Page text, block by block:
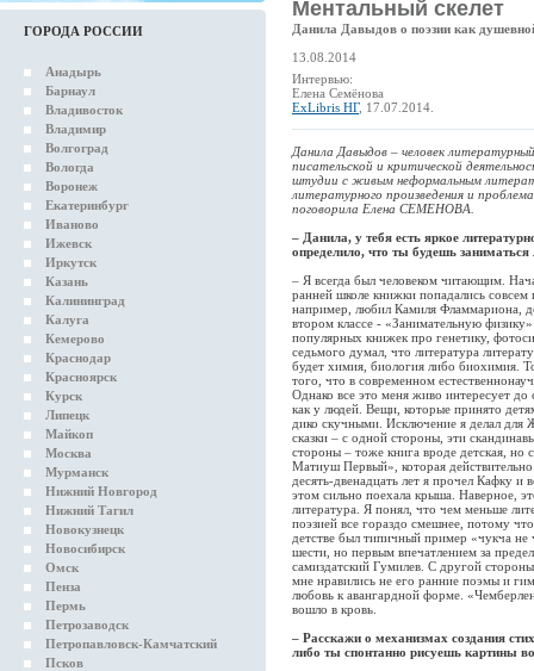
ГОРОДА РОССИИ
Анадырь
Барнаул
Владивосток
Владимир
Волгоград
Вологда
Воронеж
Екатеринбург
Иваново
Ижевск
Иркутск
Казань
Калининград
Калуга
Кемерово
Краснодар
Красноярск
Курск
Липецк
Майкоп
Москва
Мурманск
Нижний Новгород
Нижний Тагил
Новокузнецк
Новосибирск
Омск
Пенза
Пермь
Петрозаводск
Петропавловск-Камчатский
Псков
Ментальный скелет
Данила Давыдов о поэзии как
13.08.2014
Интервью:
Елена Семёнова
ExLibris НГ, 17.07.2014.
Данила Давыдов – человек
писательской и критической
штудии с живым неформальным
литературного произведения и
поговорила Елена СЕМЕНОВА.
– Данила, у тебя есть яркое
определило, что ты будешь заниматься
– Я всегда был человеком читающим.
ранней школе книжки попадались совсем
например, любил Камиля Фламмариона,
втором классе - «Занимательную
популярных книжек про генетику,
седьмого думал, что литература
будет химия, биология либо биохимия.
того, что в современном
Однако все это меня живо интересует
как у людей. Вещи, которые принято
дико скучными. Исключение я делал
сказки – с одной стороны, эти
стороны – тоже книга вроде детская, но
Матиуш Первый», которая
десять-двенадцать лет я прочел Кафку и
этом сильно поехала крыша. Наверное,
литература. Я понял, что чем меньше
поэзией все гораздо смешнее, потому
детстве был типичный пример «чукча не
шести, но первым впечатлением за
самиздатский Гумилев. С другой
мне нравились не его ранние поэмы и
любовь к авангардной форме.
вошло в кровь.
– Расскажи о механизмах создания
либо ты спонтанно рисуешь картины